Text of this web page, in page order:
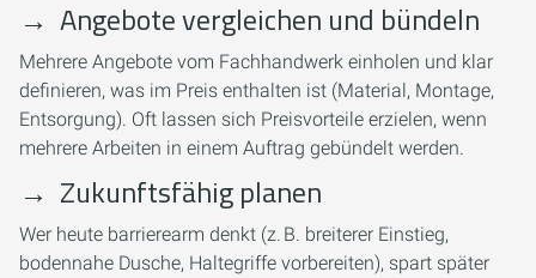
→ Angebote vergleichen und bündeln
Mehrere Angebote vom Fachhandwerk einholen und klar
definieren, was im Preis enthalten ist (Material, Montage,
Entsorgung). Oft lassen sich Preisvorteile erzielen, wenn
mehrere Arbeiten in einem Auftrag gebündelt werden.
→ Zukunftsfähig planen
Wer heute barrierearm denkt (z. B. breiterer Einstieg,
bodennahe Dusche, Haltegriffe vorbereiten), spart später